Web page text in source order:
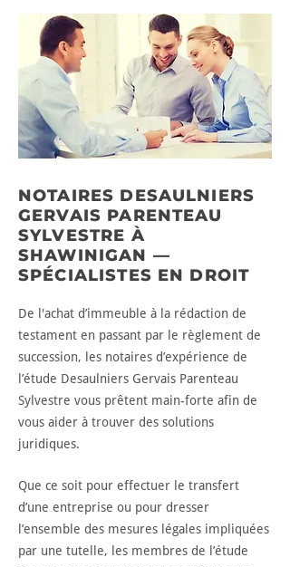
NOTAIRES DESAULNIERS
GERVAIS PARENTEAU
SYLVESTRE À
SHAWINIGAN —
SPÉCIALISTES EN DROIT
De l'achat d’immeuble à la rédaction de
testament en passant par le règlement de
succession, les notaires d’expérience de
l’étude Desaulniers Gervais Parenteau
Sylvestre vous prêtent main-forte afin de
vous aider à trouver des solutions
juridiques.
Que ce soit pour effectuer le transfert
d’une entreprise ou pour dresser
l’ensemble des mesures légales impliquées
par une tutelle, les membres de l’étude